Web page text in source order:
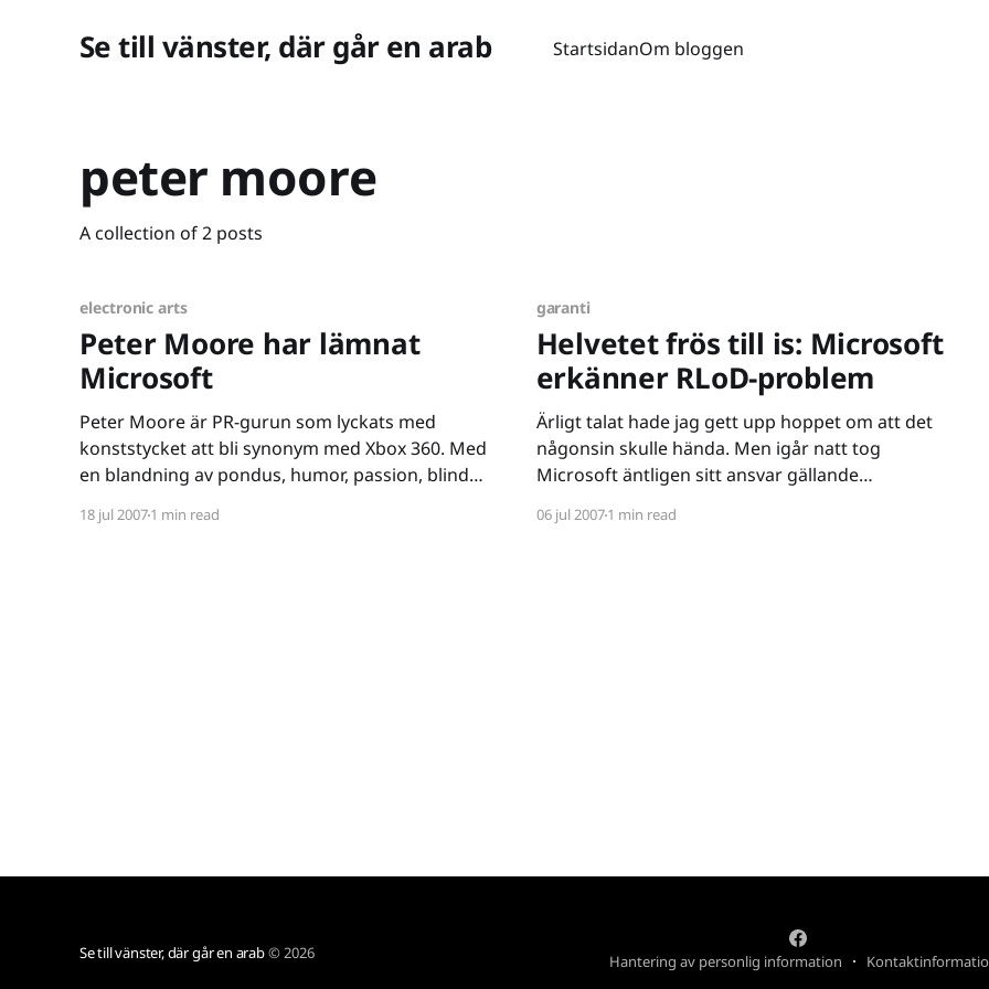
Se till vänster, där går en arab StartsidanOm bloggen
peter moore
A collection of 2 posts
electronic arts
Peter Moore har lämnat
Microsoft
Peter Moore är PR-gurun som lyckats med
konststycket att bli synonym med Xbox 360. Med
en blandning av pondus, humor, passion, blind
fanboys (och alla oss andra) med storm.
18 jul 20071 min read
garanti
Helvetet frös till is: Microsoft
erkänner RLoD-problem
Ärligt talat hade jag gett upp hoppet om att det
någonsin skulle hända. Men igår natt tog
Microsoft äntligen sitt ansvar gällande
[http://en.wikipedia.org/wiki/Xbox_360_technical
06 jul 20071 min read
Se till vänster, där går en arab© 2026 Hantering av personlig information